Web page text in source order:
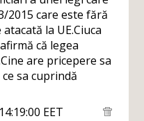
2015 care este fără
la UE.Ciuca
că legea
are pricepere sa
sa cuprindă
EET